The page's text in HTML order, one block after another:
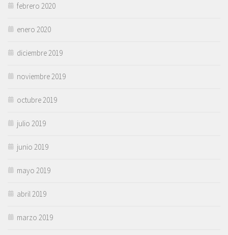
febrero 2020
enero 2020
diciembre 2019
noviembre 2019
octubre 2019
julio 2019
junio 2019
mayo 2019
abril 2019
marzo 2019